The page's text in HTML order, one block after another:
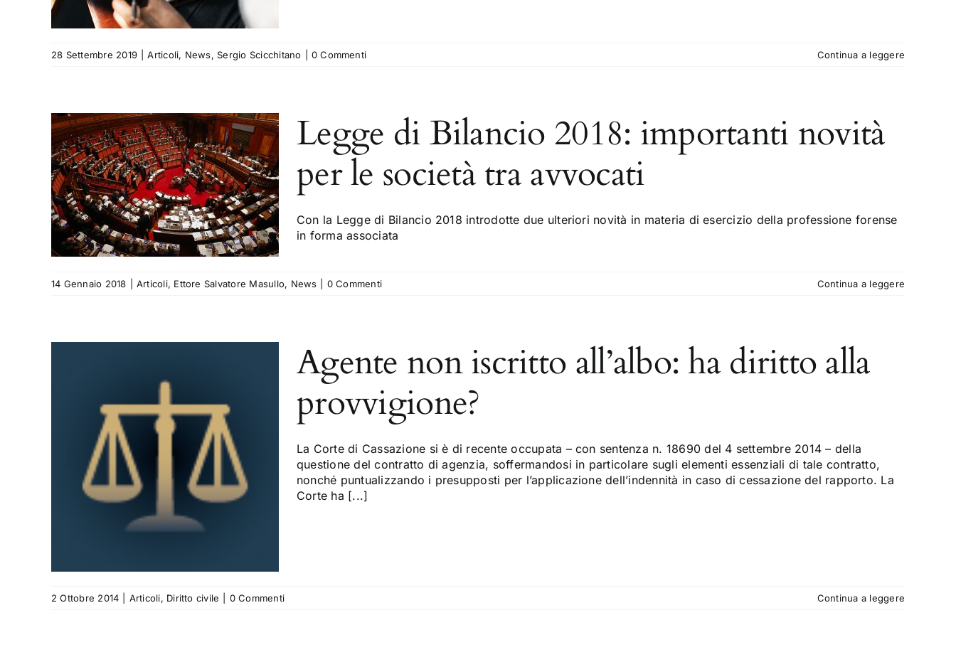
28 Settembre 2019 Articoli, News,Sergio Scicchitano 0 Commenti Continua a leggere
Legge di Bilancio 2018: importanti novità
per le società tra avvocati
Con la Legge di Bilancio 2018 introdotte due ulteriori novità in materia di esercizio della professione forense
in forma associata
14 Gennaio 2018 Articoli, Ettore Salvatore Masullo, News 0 Commenti Continua a leggere
Agente non iscritto all’albo: ha diritto alla
provvigione?
La Corte di Cassazione si è di recente occupata – con sentenza n. 18690 del 4 settembre 2014 – della
questione del contratto di agenzia, soffermandosi in particolare sugli elementi essenziali di tale contratto,
nonché puntualizzando i presupposti per l’applicazione dell’indennità in caso di cessazione del rapporto. La
Corte ha [...]
2 Ottobre 2014 Articoli, Diritto civile 0 Commenti Continua a leggere